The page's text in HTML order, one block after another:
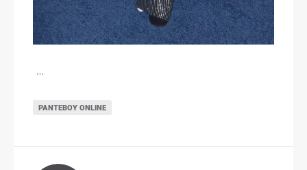
…
ΡΑΝΤΕΒΟΎ ONLINE